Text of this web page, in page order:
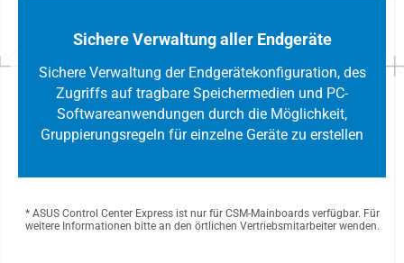
Sichere Verwaltung aller Endgeräte
Sichere Verwaltung der Endgerätekonfiguration, des
Zugriffs auf tragbare Speichermedien und PC-
Softwareanwendungen durch die Möglichkeit,
Gruppierungsregeln für einzelne Geräte zu erstellen
* ASUS Control Center Express ist nur für CSM-Mainboards verfügbar. Für
weitere Informationen bitte an den örtlichen Vertriebsmitarbeiter wenden.